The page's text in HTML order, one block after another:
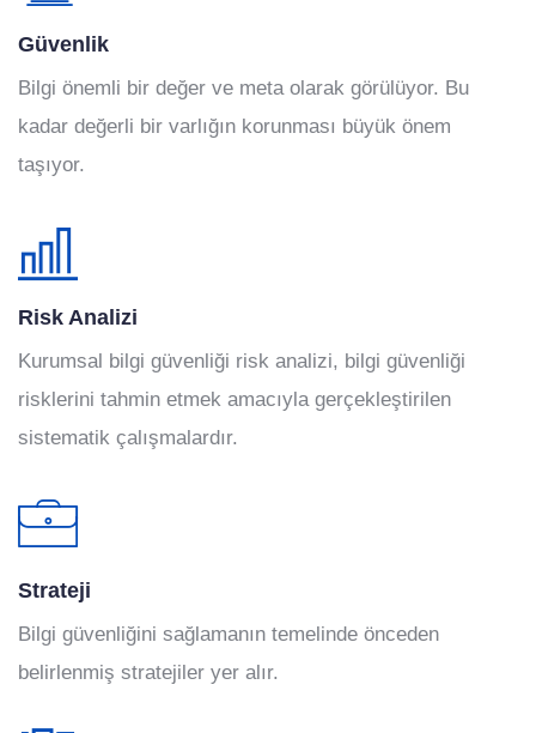
Güvenlik
Bilgi önemli bir değer ve meta olarak görülüyor. Bu
kadar değerli bir varlığın korunması büyük önem
taşıyor.
Risk Analizi
Kurumsal bilgi güvenliği risk analizi, bilgi güvenliği
risklerini tahmin etmek amacıyla gerçekleştirilen
sistematik çalışmalardır.
Strateji
Bilgi güvenliğini sağlamanın temelinde önceden
belirlenmiş stratejiler yer alır.